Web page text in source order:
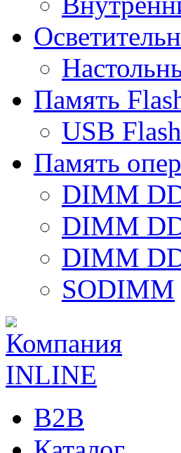
Память
USB
Память
DIMM
DIMM
DIMM
SODIMM
B2B